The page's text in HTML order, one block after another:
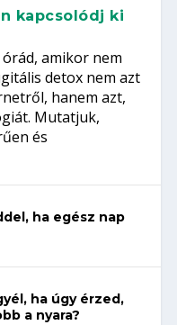
kapcsolódj ki
amikor nem
detox nem azt
hanem azt,
Mutatjuk,
és
ha egész nap
ha úgy érzed,
a nyara?